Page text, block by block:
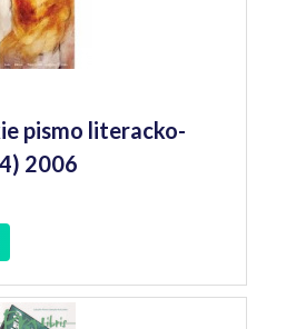
pismo literacko-
2006